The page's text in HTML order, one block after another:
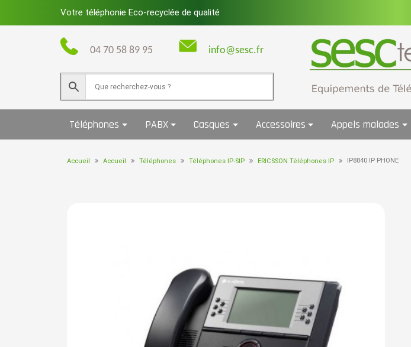
Votre téléphonie Eco-recyclée de qualité
04 70 58 89 95 info@sesc.fr
Téléphones PABX Casques Accessoires Appels malades
Accueil Accueil Téléphones Téléphones IP-SIP ERICSSON Téléphones IP IP8840 IP PHONE